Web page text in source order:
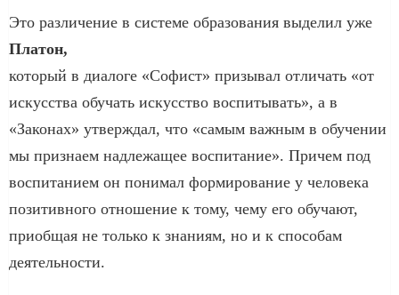
Это различение в системе образования выделил уже
Платон,
который в диалоге «Софист» призывал отличать «от
искусства обучать искусство воспитывать», а в
«Законах» утверждал, что «самым важным в обучении
мы признаем надлежащее воспитание». Причем под
воспитанием он понимал формирование у человека
позитивного отношение к тому, чему его обучают,
приобщая не только к знаниям, но и к способам
деятельности.